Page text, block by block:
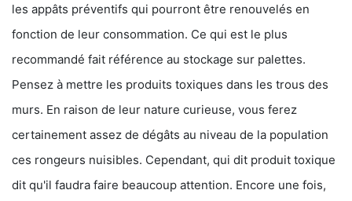
les appâts préventifs qui pourront être renouvelés en
fonction de leur consommation. Ce qui est le plus
recommandé fait référence au stockage sur palettes.
Pensez à mettre les produits toxiques dans les trous des
murs. En raison de leur nature curieuse, vous ferez
certainement assez de dégâts au niveau de la population
ces rongeurs nuisibles. Cependant, qui dit produit toxique
dit qu'il faudra faire beaucoup attention. Encore une fois,